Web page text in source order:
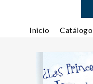
Inicio Catálogo